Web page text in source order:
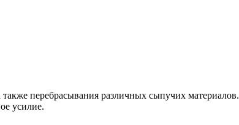
перебрасывания различных сыпучих материалов.
усилие.